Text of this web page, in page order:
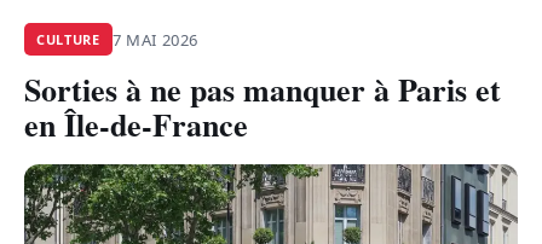
ACTUALITÉ
FEEL GOOD
CULTURE 7 MAI 2026
Sorties à ne pas manquer à Paris et
en Île-de-France